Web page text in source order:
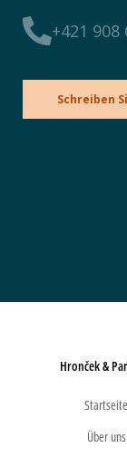
+421 908
Schreiben
Hronček &
Startseite
Über uns